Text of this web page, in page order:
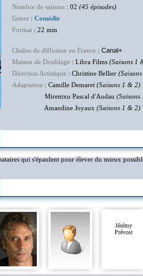
Nombre de saisons : 02 (45 épisodes)
Genre : Comédie
Format : 22 min
Chaîne de diffusion en France : Canal+
Maison de Doublage : Libra Films (Saisons 1
Direction Artistique : Christine Bellier
Adaptation : Camille Demaret (Saisons 1 & 2)
Mirentxu Pascal d'Audau (Saisons
Amandine Joyaux (Saisons 1 & 2)
qui s'épaulent pour élever du mieux
Jérémy
Prévost